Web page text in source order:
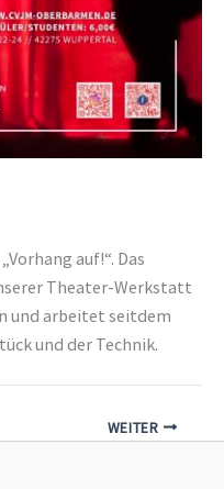
auf!“. Das
Theater-Werkstatt
und arbeitet seitdem
und der Technik.
WEITER